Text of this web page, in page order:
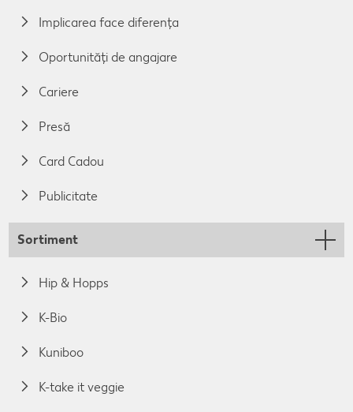
Implicarea face diferența
Oportunități de angajare
Cariere
Presă
Card Cadou
Publicitate
Sortiment
Hip & Hopps
K-Bio
Kuniboo
K-take it veggie